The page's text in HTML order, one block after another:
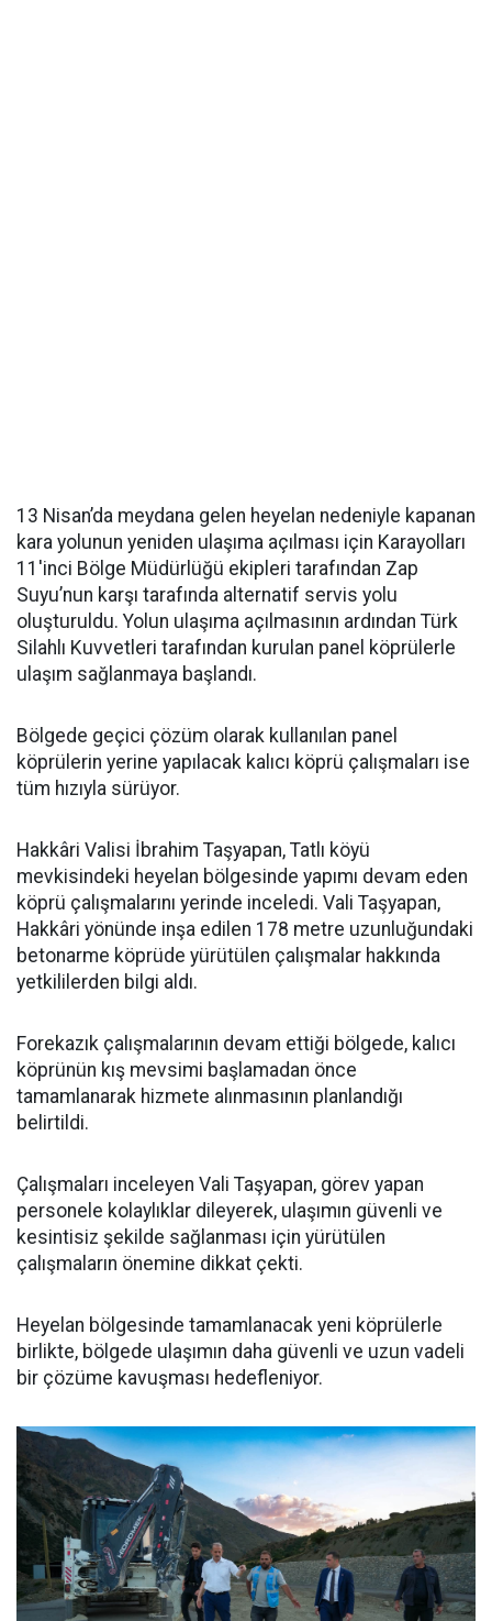
13 Nisan’da meydana gelen heyelan nedeniyle kapanan
kara yolunun yeniden ulaşıma açılması için Karayolları
11'inci Bölge Müdürlüğü ekipleri tarafından Zap
Suyu’nun karşı tarafında alternatif servis yolu
oluşturuldu. Yolun ulaşıma açılmasının ardından Türk
Silahlı Kuvvetleri tarafından kurulan panel köprülerle
ulaşım sağlanmaya başlandı.
Bölgede geçici çözüm olarak kullanılan panel
köprülerin yerine yapılacak kalıcı köprü çalışmaları ise
tüm hızıyla sürüyor.
Hakkâri Valisi İbrahim Taşyapan, Tatlı köyü
mevkisindeki heyelan bölgesinde yapımı devam eden
köprü çalışmalarını yerinde inceledi. Vali Taşyapan,
Hakkâri yönünde inşa edilen 178 metre uzunluğundaki
betonarme köprüde yürütülen çalışmalar hakkında
yetkililerden bilgi aldı.
Forekazık çalışmalarının devam ettiği bölgede, kalıcı
köprünün kış mevsimi başlamadan önce
tamamlanarak hizmete alınmasının planlandığı
belirtildi.
Çalışmaları inceleyen Vali Taşyapan, görev yapan
personele kolaylıklar dileyerek, ulaşımın güvenli ve
kesintisiz şekilde sağlanması için yürütülen
çalışmaların önemine dikkat çekti.
Heyelan bölgesinde tamamlanacak yeni köprülerle
birlikte, bölgede ulaşımın daha güvenli ve uzun vadeli
bir çözüme kavuşması hedefleniyor.